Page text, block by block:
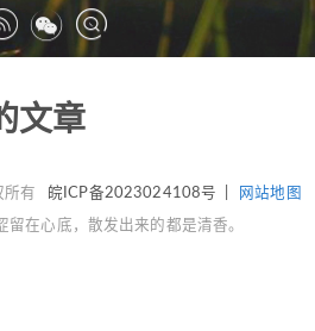
文章
所有 皖ICP备2023024108号 网站地图
留在心底，散发出来的都是清香。